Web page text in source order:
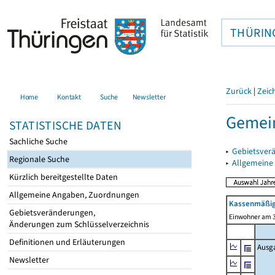
Home Kontakt Suche Newsletter
STATISTISCHE DATEN
Sachliche Suche
Regionale Suche
Kürzlich bereitgestellte Daten
Allgemeine Angaben, Zuordnungen
Gebietsveränderungen,
Änderungen zum Schlüsselverzeichnis
Definitionen und Erläuterungen
Newsletter
Zurück |
▸
▸
Einwohner am